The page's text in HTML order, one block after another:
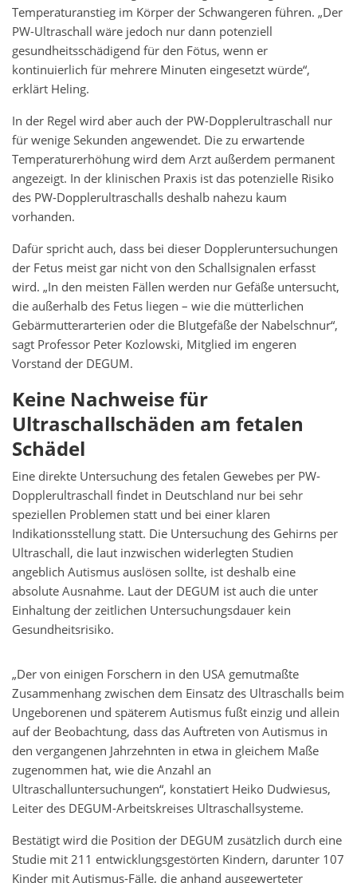
Temperaturanstieg im Körper der Schwangeren führen. „Der
PW-Ultraschall wäre jedoch nur dann potenziell
gesundheitsschädigend für den Fötus, wenn er
kontinuierlich für mehrere Minuten eingesetzt würde“,
erklärt Heling.
In der Regel wird aber auch der PW-Dopplerultraschall nur
für wenige Sekunden angewendet. Die zu erwartende
Temperaturerhöhung wird dem Arzt außerdem permanent
angezeigt. In der klinischen Praxis ist das potenzielle Risiko
des PW-Dopplerultraschalls deshalb nahezu kaum
vorhanden.
Dafür spricht auch, dass bei dieser Doppleruntersuchungen
der Fetus meist gar nicht von den Schallsignalen erfasst
wird. „In den meisten Fällen werden nur Gefäße untersucht,
die außerhalb des Fetus liegen – wie die mütterlichen
Gebärmutterarterien oder die Blutgefäße der Nabelschnur“,
sagt Professor Peter Kozlowski, Mitglied im engeren
Vorstand der DEGUM.
Keine Nachweise für
Ultraschallschäden am fetalen
Schädel
Eine direkte Untersuchung des fetalen Gewebes per PW-
Dopplerultraschall findet in Deutschland nur bei sehr
speziellen Problemen statt und bei einer klaren
Indikationsstellung statt. Die Untersuchung des Gehirns per
Ultraschall, die laut inzwischen widerlegten Studien
angeblich Autismus auslösen sollte, ist deshalb eine
absolute Ausnahme. Laut der DEGUM ist auch die unter
Einhaltung der zeitlichen Untersuchungsdauer kein
Gesundheitsrisiko.
„Der von einigen Forschern in den USA gemutmaßte
Zusammenhang zwischen dem Einsatz des Ultraschalls beim
Ungeborenen und späterem Autismus fußt einzig und allein
auf der Beobachtung, dass das Auftreten von Autismus in
den vergangenen Jahrzehnten in etwa in gleichem Maße
zugenommen hat, wie die Anzahl an
Ultraschalluntersuchungen“, konstatiert Heiko Dudwiesus,
Leiter des DEGUM-Arbeitskreises Ultraschallsysteme.
Bestätigt wird die Position der DEGUM zusätzlich durch eine
Studie mit 211 entwicklungsgestörten Kindern, darunter 107
Kinder mit Autismus-Fälle, die anhand ausgewerteter